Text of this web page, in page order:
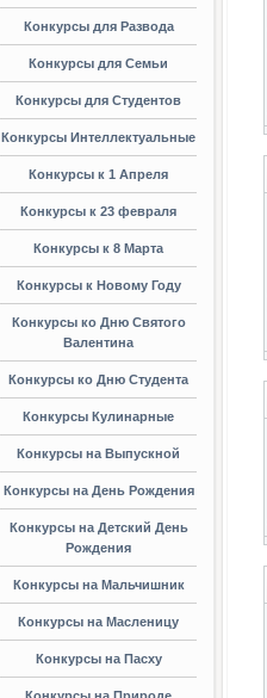
Конкурсы для Развода
Конкурсы для Семьи
Конкурсы для Студентов
Конкурсы Интеллектуальные
Конкурсы к 1 Апреля
Конкурсы к 23 февраля
Конкурсы к 8 Марта
Конкурсы к Новому Году
Конкурсы ко Дню Святого
Валентина
Конкурсы ко Дню Студента
Конкурсы Кулинарные
Конкурсы на Выпускной
Конкурсы на День Рождения
Конкурсы на Детский День
Рождения
Конкурсы на Мальчишник
Конкурсы на Масленицу
Конкурсы на Пасху